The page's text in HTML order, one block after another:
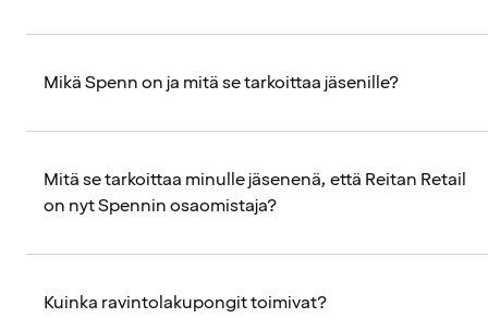
Mikä Spenn on ja mitä se tarkoittaa jäsenille?
Mitä se tarkoittaa minulle jäsenenä, että Reitan Retail
on nyt Spennin osaomistaja?
Kuinka ravintolakupongit toimivat?